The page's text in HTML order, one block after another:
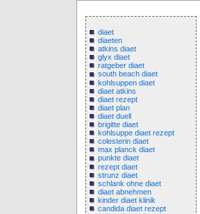
diaet
diaeten
atkins diaet
glyx diaet
ratgeber diaet
south beach diaet
kohlsuppen diaet
diaet atkins
diaet rezept
diaet plan
diaet duell
brigitte diaet
kohlsuppe diaet rezept
colesterin diaet
max planck diaet
punkte diaet
rezept diaet
strunz diaet
schlank ohne diaet
diaet abnehmen
kinder diaet klinik
candida diaet rezept